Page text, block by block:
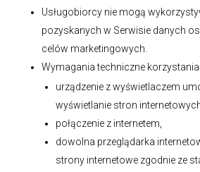
Usługobiorcy nie mogą
pozyskanych w Serwisie danych
celów marketingowych.
Wymagania techniczne korzystania
urządzenie z wyświetlaczem
wyświetlanie stron
połączenie z internetem,
dowolna przeglądarka
strony internetowe zgodnie ze